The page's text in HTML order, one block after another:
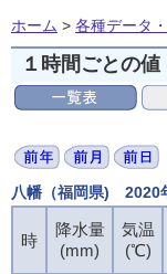
ホーム > 各種データ
１時間ごとの値
八幡（福岡県) 2020
時
降水量
(mm)
気温
(℃)